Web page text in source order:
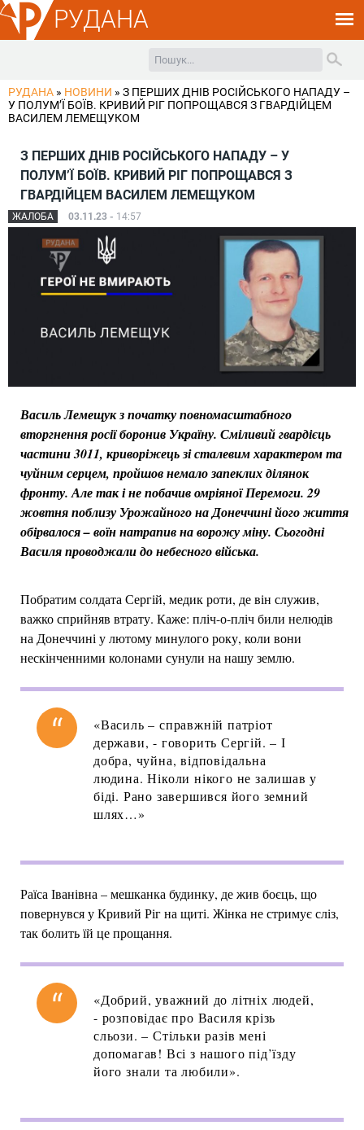
РУДАНА
РУДАНА » НОВИНИ » З ПЕРШИХ ДНІВ РОСІЙСЬКОГО НАПАДУ –
У ПОЛУМ’Ї БОЇВ. КРИВИЙ РІГ ПОПРОЩАВСЯ З ГВАРДІЙЦЕМ
ВАСИЛЕМ ЛЕМЕЩУКОМ
З ПЕРШИХ ДНІВ РОСІЙСЬКОГО НАПАДУ – У
ПОЛУМ’Ї БОЇВ. КРИВИЙ РІГ ПОПРОЩАВСЯ З
ГВАРДІЙЦЕМ ВАСИЛЕМ ЛЕМЕЩУКОМ
ЖАЛОБА 03.11.23 - 14:57
Василь Лемещук з початку повномасштабного
вторгнення росії боронив Україну. Сміливий гвардієць
частини 3011, криворіжець зі сталевим характером та
чуйним серцем, пройшов немало запеклих ділянок
фронту. Але так і не побачив омріяної Перемоги. 29
жовтня поблизу Урожайного на Донеччині його життя
обірвалося – воїн натрапив на ворожу міну. Сьогодні
Василя проводжали до небесного війська.
Побратим солдата Сергій, медик роти, де він служив,
важко сприйняв втрату. Каже: пліч-о-пліч били нелюдів
на Донеччині у лютому минулого року, коли вони
нескінченними колонами сунули на нашу землю.
«Василь – справжній патріот
держави, - говорить Сергій. – І
добра, чуйна, відповідальна
людина. Ніколи нікого не залишав у
біді. Рано завершився його земний
шлях…»
Раїса Іванівна – мешканка будинку, де жив боєць, що
повернувся у Кривий Ріг на щиті. Жінка не стримує сліз,
так болить їй це прощання.
«Добрий, уважний до літніх людей,
- розповідає про Василя крізь
сльози. – Стільки разів мені
допомагав! Всі з нашого під’їзду
його знали та любили».